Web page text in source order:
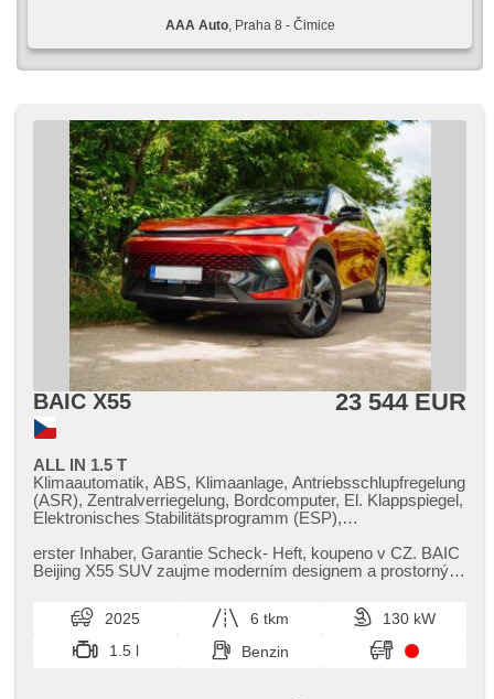
AAA Auto, Praha 8 - Čimice
BAIC X55 23 544 EUR
ALL IN 1.5 T
Klimaautomatik, ABS, Klimaanlage, Antriebsschlupfregelung
(ASR), Zentralverriegelung, Bordcomputer, El. Klappspiegel,
Elektronisches Stabilitätsprogramm (ESP),
Scheibenwischersensor, starten per Taste, Sportsitze,
Reifendrucksensor, USB, 6x Airbag, El. einstellbare Sitze,
Seitenscheiben, Dachträger, Dachscheibe, Autoradio,
Automatikgetriebe
erster Inhaber,​ Garantie Scheck​- Heft,​ koupeno v CZ. BAIC
Beijing X55 SUV zaujme moderním designem a prostorným
2025 6 tkm
130 kW
1.5 l
Benzin